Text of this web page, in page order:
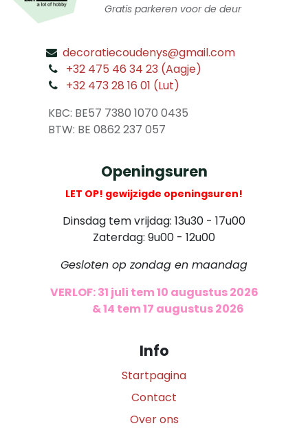
Gratis parkeren voor de deur
decoratiecoudenys@gmail.com
+32 475 46 34 23 (Aagje)
+32 473 28 16 01 (Lut)
KBC: BE57 7380 1070 0435
​ BTW: BE 0862 237 057
Openingsuren
LET OP! gewijzigde openingsuren!
Dinsdag tem vrijdag: 13u30 - 17u00
Zaterdag: 9u00 - 12u00
Gesloten op zondag en maandag
VERLOF: 31 juli tem 10 augustus 2026
& 14 tem 17 augustus 2026
Info
Startpagina
Contact
Over ons